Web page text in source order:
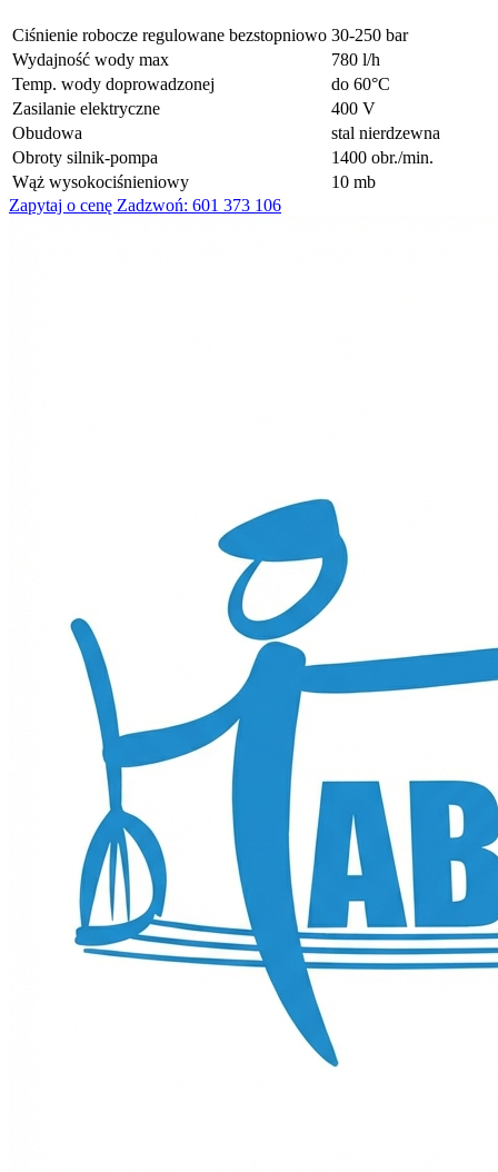
Ciśnienie robocze regulowane bezstopniowo 30-250 bar
Wydajność wody max
780 l/h
Temp. wody doprowadzonej
do 60°C
Zasilanie elektryczne
400 V
Obudowa
stal nierdzewna
Obroty silnik-pompa
1400 obr./min.
Wąż wysokociśnieniowy
10 mb
Zapytaj o cenę Zadzwoń: 601 373 106